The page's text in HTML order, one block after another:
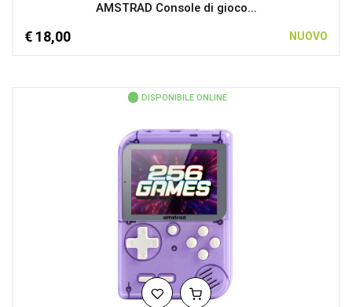
AMSTRAD Console di gioco...
€ 18,00 NUOVO
DISPONIBILE ONLINE